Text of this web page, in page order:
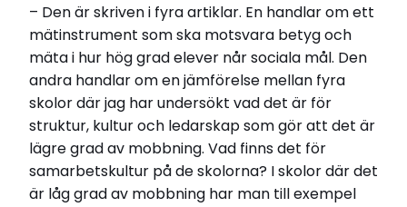
– Den är skriven i fyra artiklar. En handlar om ett
mätinstrument som ska motsvara betyg och
mäta i hur hög grad elever når sociala mål. Den
andra handlar om en jämförelse mellan fyra
skolor där jag har undersökt vad det är för
struktur, kultur och ledarskap som gör att det är
lägre grad av mobbning. Vad finns det för
samarbetskultur på de skolorna? I skolor där det
är låg grad av mobbning har man till exempel